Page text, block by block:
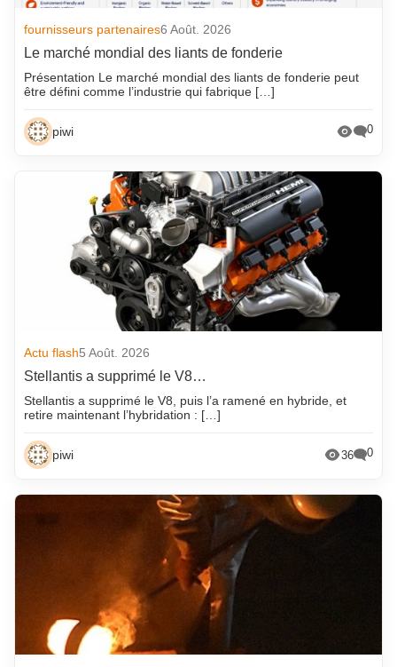
fournisseurs partenaires6 Août. 2026
Le marché mondial des liants de fonderie
Présentation Le marché mondial des liants de fonderie peut
être défini comme l’industrie qui fabrique […]
piwi 0
Actu flash5 Août. 2026
Stellantis a supprimé le V8…
Stellantis a supprimé le V8, puis l’a ramené en hybride, et
retire maintenant l’hybridation : […]
piwi 36 0